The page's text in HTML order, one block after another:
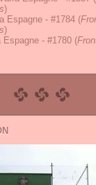
)
Espagne - #1784 (
)
Espagne - #1780 (